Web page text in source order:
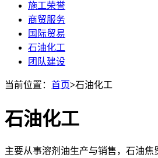
施工荣誉
商贸服务
国际贸易
石油化工
团队建设
当前位置： 首页>石油化工
石油化工
主要从事溶剂油生产与销售，石油焦